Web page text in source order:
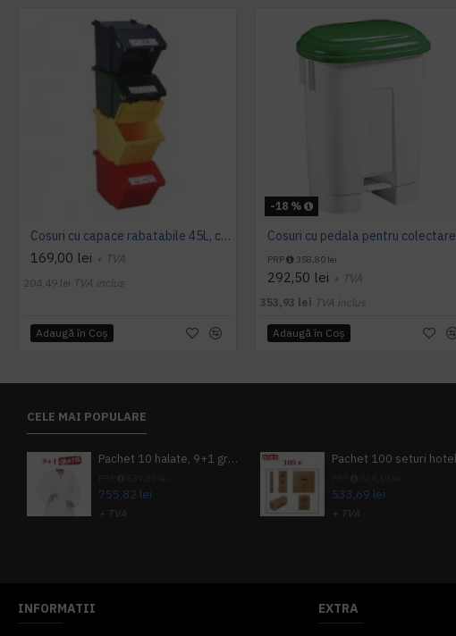
Cosuri cu capace rabatabile 45L, colectare selectiva - pret per cos
169,00 lei + TVA
204,49 lei TVA inclus
Adaugă în Coş
-18 %
PRP 358,80 lei
292,50 lei + TVA
353,93 lei TVA inclus
Adaugă în Coş
CELE MAI POPULARE
Pachet 10 halate, 9+1 gratuit
755,82 lei
+ TVA
533,69 lei
+ TVA
INFORMATII EXTRA